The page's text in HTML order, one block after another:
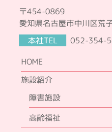
〒454-0869
愛知県名古屋市中川区荒
本社TEL
052-354-
HOME
施設紹介
障害施設
高齢福祉